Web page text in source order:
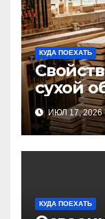
КУДА ПОЕХАТЬ
сухой
доски
ИЮЛ 17, 2026
КУДА ПОЕХАТЬ